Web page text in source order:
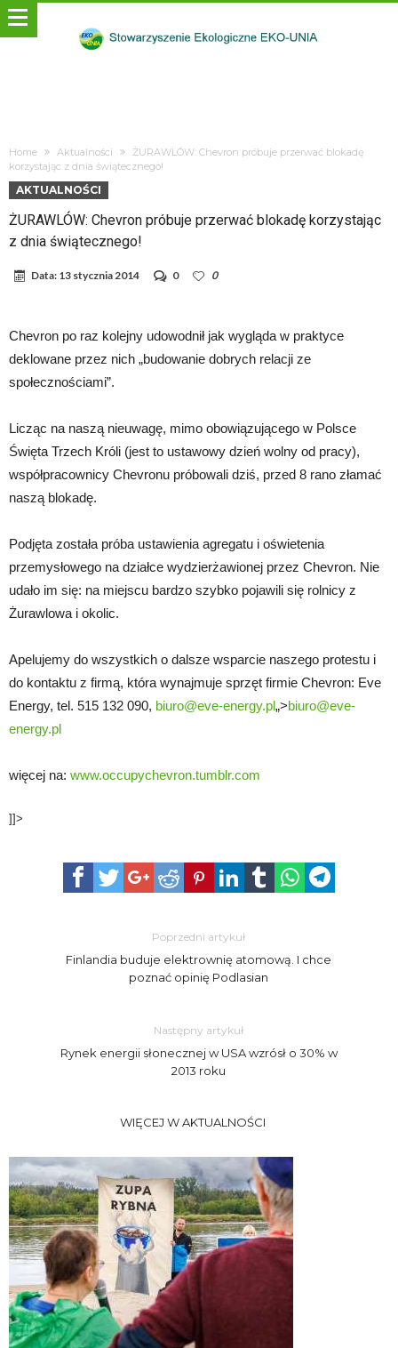
Home Aktualności
ŻURAWLÓW: Chevron próbuje przerwać blokadę
korzystając z dnia świątecznego!
AKTUALNOŚCI
ŻURAWLÓW: Chevron próbuje przerwać blokadę korzystając
z dnia świątecznego!
Data: 13 stycznia 2014 0 0
Chevron po raz kolejny udowodnił jak wygląda w praktyce
deklowane przez nich „budowanie dobrych relacji ze
społecznościami”.
Licząc na naszą nieuwagę, mimo obowiązującego w Polsce
Święta Trzech Króli (jest to ustawowy dzień wolny od pracy),
współpracownicy Chevronu próbowali dziś, przed 8 rano złamać
naszą blokadę.
Podjęta została próba ustawienia agregatu i oświetenia
przemysłowego na działce wydzierżawionej przez Chevron. Nie
udało im się: na miejscu bardzo szybko pojawili się rolnicy z
Żurawlowa i okolic.
Apelujemy do wszystkich o dalsze wsparcie naszego protestu i
do kontaktu z firmą, która wynajmuje sprzęt firmie Chevron: Eve
Energy, tel. 515 132 090, biuro@eve-energy.pl„>biuro@eve-
energy.pl
więcej na: www.occupychevron.tumblr.com
]]>
Poprzedni artykuł
Finlandia buduje elektrownię atomową. I chce
poznać opinię Podlasian
Następny artykuł
Rynek energii słonecznej w USA wzrósł o 30% w
2013 roku
WIĘCEJ W AKTUALNOŚCI